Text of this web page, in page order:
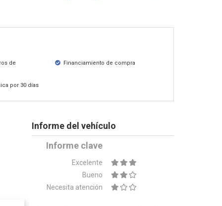
de
por 30 días
Financiamiento de compra
Informe del vehículo
Informe clave
Excelente
Bueno
Necesita atención